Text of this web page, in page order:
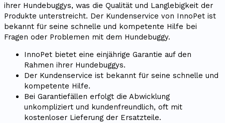
ihrer Hundebuggys, was die Qualität und Langlebigkeit der
Produkte unterstreicht. Der Kundenservice von InnoPet ist
bekannt für seine schnelle und kompetente Hilfe bei
Fragen oder Problemen mit dem Hundebuggy.
InnoPet bietet eine einjährige Garantie auf den
Rahmen ihrer Hundebuggys.
Der Kundenservice ist bekannt für seine schnelle und
kompetente Hilfe.
Bei Garantiefällen erfolgt die Abwicklung
unkompliziert und kundenfreundlich, oft mit
kostenloser Lieferung der Ersatzteile.